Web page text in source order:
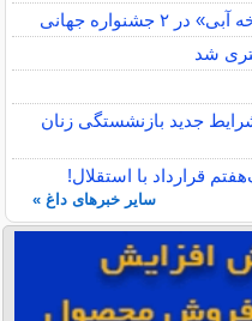
جهانی
شد
جدید بازنشستگی زنان
قرارداد با استقلال!
سایر خبرهای داغ »